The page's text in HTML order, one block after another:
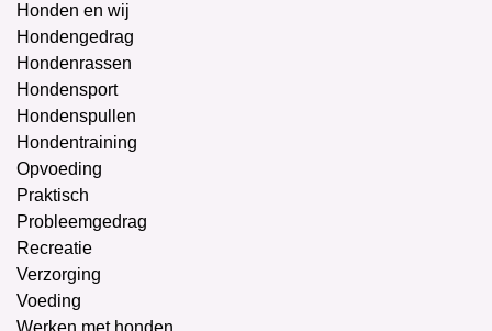
Honden en wij
Hondengedrag
Hondenrassen
Hondensport
Hondenspullen
Hondentraining
Opvoeding
Praktisch
Probleemgedrag
Recreatie
Verzorging
Voeding